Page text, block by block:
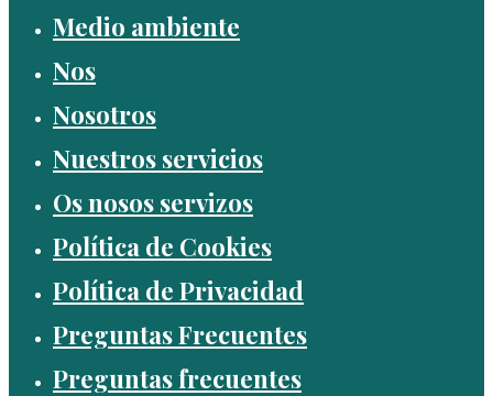
Medio ambiente
Nos
Nosotros
Nuestros servicios
Os nosos servizos
Política de Cookies
Política de Privacidad
Preguntas Frecuentes
Preguntas frecuentes